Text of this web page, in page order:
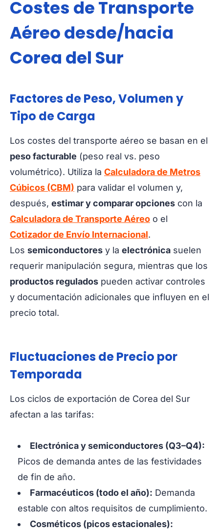
Costes de Transporte
Aéreo desde/hacia
Corea del Sur
Factores de Peso, Volumen y
Tipo de Carga
Los costes del transporte aéreo se basan en el
peso facturable (peso real vs. peso
volumétrico). Utiliza la Calculadora de Metros
Cúbicos (CBM) para validar el volumen y,
después, estimar y comparar opciones con la
Calculadora de Transporte Aéreo o el
Cotizador de Envío Internacional.
Los semiconductores y la electrónica suelen
requerir manipulación segura, mientras que los
productos regulados pueden activar controles
y documentación adicionales que influyen en el
precio total.
Fluctuaciones de Precio por
Temporada
Los ciclos de exportación de Corea del Sur
afectan a las tarifas:
Electrónica y semiconductores (Q3–Q4):
Picos de demanda antes de las festividades
de fin de año.
Farmacéuticos (todo el año): Demanda
estable con altos requisitos de cumplimiento.
Cosméticos (picos estacionales):